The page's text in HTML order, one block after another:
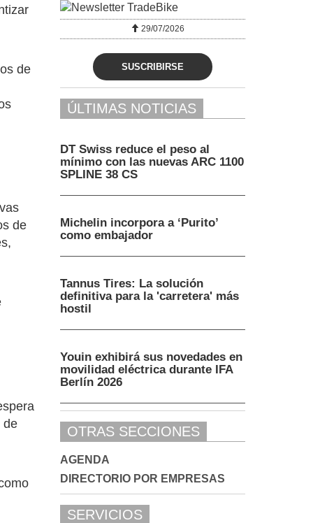
de
de
de
29/07/2026
SUSCRIBIRSE
ÚLTIMAS NOTICIAS
DT Swiss reduce el peso al
mínimo con las nuevas ARC 1100
SPLINE 38 CS
Michelin incorpora a ‘Purito’
como embajador
Tannus Tires: La solución
definitiva para la 'carretera' más
hostil
Youin exhibirá sus novedades en
movilidad eléctrica durante IFA
Berlín 2026
OTRAS SECCIONES
AGENDA
DIRECTORIO POR EMPRESAS
SERVICIOS